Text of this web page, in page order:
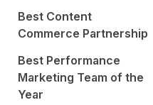
Best Content
Commerce Partnership
Best Performance
Marketing Team of the
Year